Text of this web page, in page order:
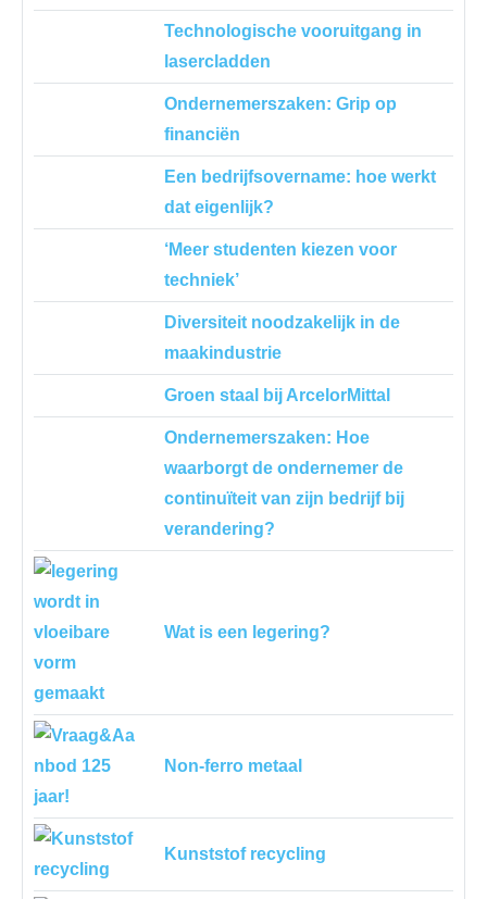
Technologische vooruitgang in
lasercladden
Ondernemerszaken: Grip op
financiën
Een bedrijfsovername: hoe werkt
dat eigenlijk?
‘Meer studenten kiezen voor
techniek’
Diversiteit noodzakelijk in de
maakindustrie
Groen staal bij ArcelorMittal
Ondernemerszaken: Hoe
waarborgt de ondernemer de
continuïteit van zijn bedrijf bij
verandering?
Wat is een legering?
Non-ferro metaal
Kunststof recycling